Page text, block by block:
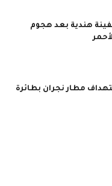
هندية بعد هجوم
مطار نجران بطائرة